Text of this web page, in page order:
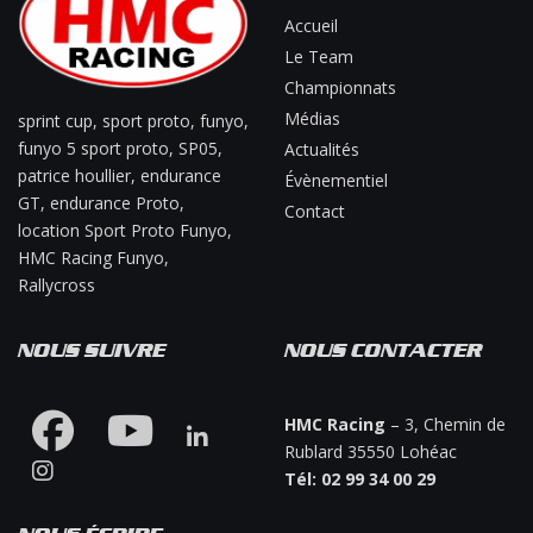
sprint cup, sport proto, funyo,
funyo 5 sport proto, SP05,
patrice houllier, endurance
GT, endurance Proto,
location Sport Proto Funyo,
HMC Racing Funyo,
Rallycross
Accueil
Le Team
Championnats
Médias
Actualités
Évènementiel
Contact
NOUS SUIVRE NOUS CONTACTER
HMC Racing – 3, Chemin de
Rublard 35550 Lohéac
Tél: 02 99 34 00 29